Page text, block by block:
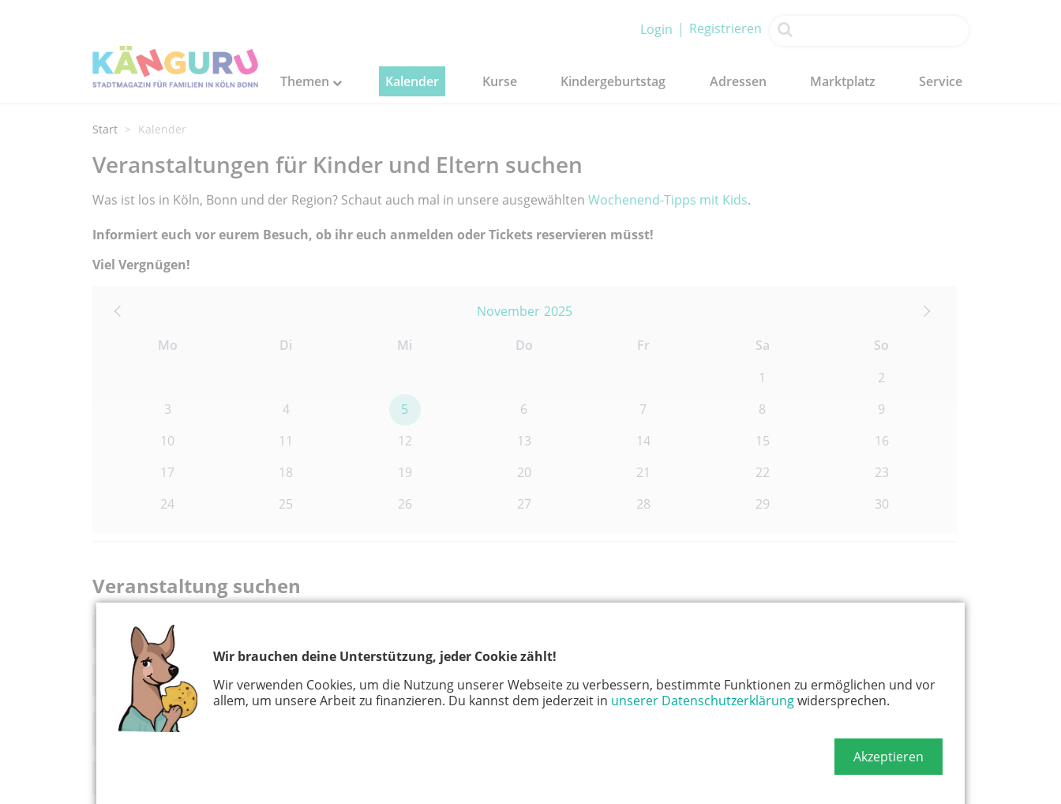
Wir brauchen deine Unterstützung, jeder Cookie zählt!
Wir verwenden Cookies, um die Nutzung unserer Webseite zu verbessern, bestimmte Funktionen zu ermöglichen und vor
allem, um unsere Arbeit zu finanzieren. Du kannst dem jederzeit in unserer Datenschutzerklärungwidersprechen.
Akzeptieren
Login Registrieren
Themen Kalender Kurse Kindergeburtstag Adressen Marktplatz Service
Start Kalender
Veranstaltungen für Kinder und Eltern suchen
Was ist los in Köln, Bonn und der Region? Schaut auch mal in unsere ausgewählten Wochenend-Tipps mit Kids.
Informiert euch vor eurem Besuch, ob ihr euch anmelden oder Tickets reservieren müsst!
Viel Vergnügen!
November 2025
Mo
Di Mi Do Fr Sa
So
1
2
3
4 5 6 7 8
9
10
11 12 13 14 15
16
17
18 19 20 21 22
23
24
25 26 27 28 29 30
Veranstaltung suchen
Zurücksetzen